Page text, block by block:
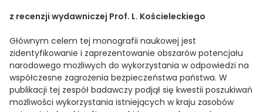
z recenzji wydawniczej Prof. L. Kościeleckiego
Głównym celem tej monografii naukowej jest
zidentyfikowanie i zaprezentowanie obszarów potencjału
narodowego możliwych do wykorzystania w odpowiedzi na
współczesne zagrożenia bezpieczeństwa państwa. W
publikacji tej zespół badawczy podjął się kwestii poszukiwań
możliwości wykorzystania istniejących w kraju zasobów